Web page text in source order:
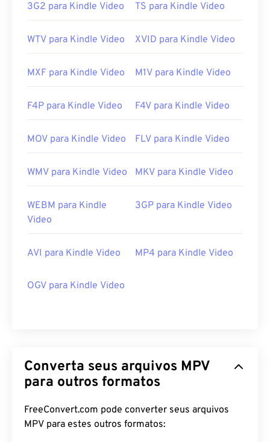
00 00 00 00
00 00 00 00
3G2 para Kindle Video TS para Kindle Video
WTV para Kindle Video XVID para Kindle Video
MXF para Kindle Video M1V para Kindle Video
F4P para Kindle Video F4V para Kindle Video
MOV para Kindle Video FLV para Kindle Video
WMV para Kindle Video MKV para Kindle Video
WEBM para Kindle
Video
3GP para Kindle Video
AVI para Kindle Video MP4 para Kindle Video
OGV para Kindle Video
Converta seus arquivos MPV
para outros formatos
FreeConvert.com pode converter seus arquivos
MPV para estes outros formatos: